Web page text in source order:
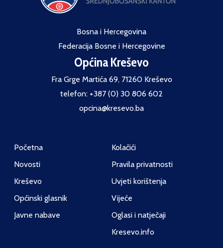
Bosna i Hercegovina
Federacija Bosne i Hercegovine
Općina Kreševo
Fra Grge Martića 69, 71260 Kreševo
telefon: +387 (0) 30 806 602
opcina@kresevo.ba
Početna
Novosti
Kreševo
Općinski glasnik
Javne nabave
Kolačići
Pravila privatnosti
Uvjeti korištenja
Vijeće
Oglasi i natječaji
Kresevo.info